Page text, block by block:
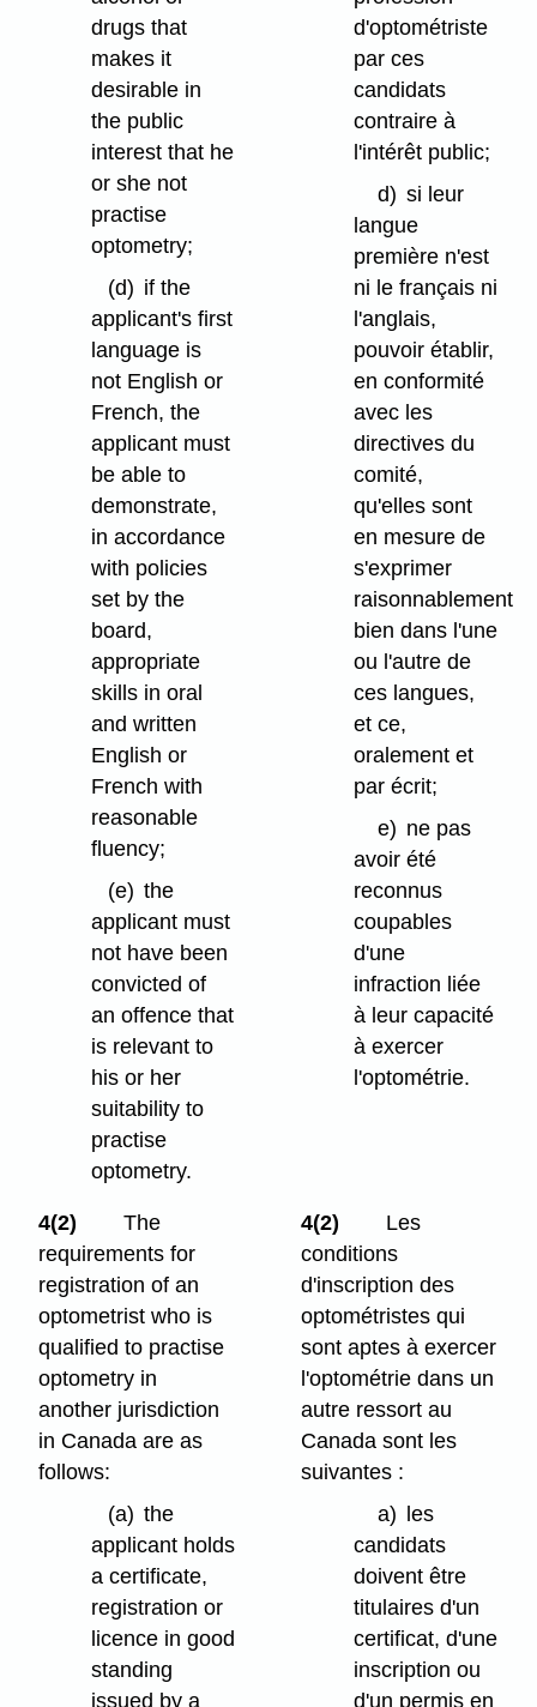
drugs that
makes it
desirable in
the public
interest that he
or she not
practise
optometry;
(d) if the
applicant's first
language is
not English or
French, the
applicant must
be able to
demonstrate,
in accordance
with policies
set by the
board,
appropriate
skills in oral
and written
English or
French with
reasonable
fluency;
(e) the
applicant must
not have been
convicted of
an offence that
is relevant to
his or her
suitability to
practise
optometry.
d'optométriste
par ces
candidats
contraire à
l'intérêt public;
d) si leur
langue
première n'est
ni le français ni
l'anglais,
pouvoir établir,
en conformité
avec les
directives du
comité,
qu'elles sont
en mesure de
s'exprimer
raisonnablement
bien dans l'une
ou l'autre de
ces langues,
et ce,
oralement et
par écrit;
e) ne pas
avoir été
reconnus
coupables
d'une
infraction liée
à leur capacité
à exercer
l'optométrie.
4(2)
The
requirements for
registration of an
optometrist who is
qualified to practise
optometry in
another jurisdiction
in Canada are as
follows:
(a) the
applicant holds
a certificate,
registration or
licence in good
standing
issued by a
4(2)
Les
conditions
d'inscription des
optométristes qui
sont aptes à exercer
l'optométrie dans un
autre ressort au
Canada sont les
suivantes :
a)
les
candidats
doivent être
titulaires d'un
certificat, d'une
inscription ou
d'un permis en